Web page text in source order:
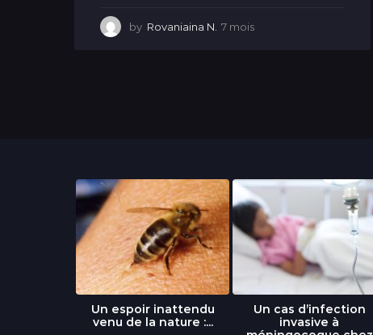
by Rovaniaina N. 7 mois
Un espoir inattendu
venu de la nature :...
Un cas d’infection
invasive à